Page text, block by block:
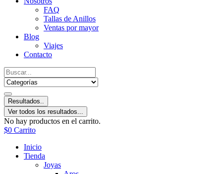
FAQ
Tallas de Anillos
Ventas por mayor
Blog
Viajes
Contacto
Resultados..
Ver todos los resultados...
No hay productos en el carrito.
$0 Carrito
Inicio
Tienda
Joyas